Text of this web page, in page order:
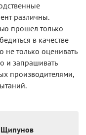
различны.
прошел только
в качестве
не только оценивать
и запрашивать
производителями,
Щипунов